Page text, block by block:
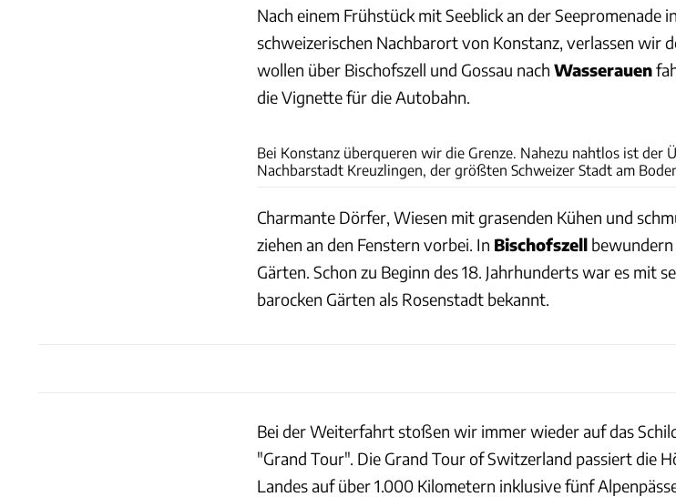
Nach einem Frühstück mit Seeblick an der Seepromenade
schweizerischen Nachbarort von Konstanz, verlassen wir
wollen über Bischofszell und Gossau nach Wasserauen
die Vignette für die Autobahn.
Bei Konstanz überqueren wir die Grenze. Nahezu nahtlos ist der
Nachbarstadt Kreuzlingen, der größten Schweizer Stadt am
Charmante Dörfer, Wiesen mit grasenden Kühen und
ziehen an den Fenstern vorbei. In Bischofszell
Gärten. Schon zu Beginn des 18. Jahrhunderts war es mit
barocken Gärten als Rosenstadt bekannt.
Bei der Weiterfahrt stoßen wir immer wieder auf das
"Grand Tour". Die Grand Tour of Switzerland passiert die
Landes auf über 1.000 Kilometern inklusive fünf